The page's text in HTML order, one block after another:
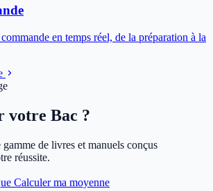
en temps réel, de la préparation à la
votre Bac ?
de livres et manuels conçus
réussite.
Calculer ma moyenne